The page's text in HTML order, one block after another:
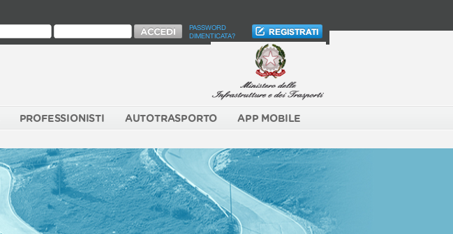
PASSWORD
DIMENTICATA?
PROFESSIONISTI AUTOTRASPORTO APP MOBILE